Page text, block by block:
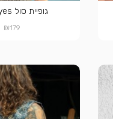
גופיית סול SOL Amazeyes
₪179